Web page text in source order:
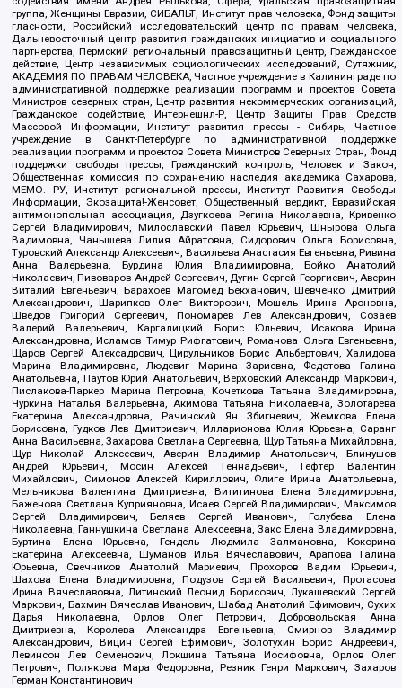
группа, Женщины Евразии, СИБАЛЬТ, Институт прав человека, Фонд защиты
гласности, Российский исследовательский центр по правам человека,
Дальневосточный центр развития гражданских инициатив и социального
партнерства, Пермский региональный правозащитный центр, Гражданское
действие, Центр независимых социологических исследований, Сутяжник,
АКАДЕМИЯ ПО ПРАВАМ ЧЕЛОВЕКА, Частное учреждение в Калининграде по
административной поддержке реализации программ и проектов Совета
Министров северных стран, Центр развития некоммерческих организаций,
Гражданское содействие, Интернешнл-Р, Центр Защиты Прав Средств
Массовой Информации, Институт развития прессы - Сибирь, Частное
учреждение в Санкт-Петербурге по административной поддержке
реализации программ и проектов Совета Министров Северных Стран, Фонд
поддержки свободы прессы, Гражданский контроль, Человек и Закон,
Общественная комиссия по сохранению наследия академика Сахарова,
МЕМО. РУ, Институт региональной прессы, Институт Развития Свободы
Информации, Экозащита!-Женсовет, Общественный вердикт, Евразийская
антимонопольная ассоциация, Дзугкоева Регина Николаевна, Кривенко
Сергей Владимирович, Милославский Павел Юрьевич, Шнырова Ольга
Вадимовна, Чанышева Лилия Айратовна, Сидорович Ольга Борисовна,
Туровский Александр Алексеевич, Васильева Анастасия Евгеньевна, Ривина
Анна Валерьевна, Бурдина Юлия Владимировна, Бойко Анатолий
Николаевич, Пивоваров Андрей Сергеевич, Дугин Сергей Георгиевич, Аверин
Виталий Евгеньевич, Барахоев Магомед Бекханович, Шевченко Дмитрий
Александрович, Шарипков Олег Викторович, Мошель Ирина Ароновна,
Шведов Григорий Сергеевич, Пономарев Лев Александрович, Созаев
Валерий Валерьевич, Каргалицкий Борис Юльевич, Исакова Ирина
Александровна, Исламов Тимур Рифгатович, Романова Ольга Евгеньевна,
Щаров Сергей Алексадрович, Цирульников Борис Альбертович, Халидова
Марина Владимировна, Людевиг Марина Зариевна, Федотова Галина
Анатольевна, Паутов Юрий Анатольевич, Верховский Александр Маркович,
Пислакова-Паркер Марина Петровна, Кочеткова Татьяна Владимировна,
Чуркина Наталья Валерьевна, Акимова Татьяна Николаевна, Золотарева
Екатерина Александровна, Рачинский Ян Збигневич, Жемкова Елена
Борисовна, Гудков Лев Дмитриевич, Илларионова Юлия Юрьевна, Саранг
Анна Васильевна, Захарова Светлана Сергеевна, Щур Татьяна Михайловна,
Щур Николай Алексеевич, Аверин Владимир Анатольевич, Блинушов
Андрей Юрьевич, Мосин Алексей Геннадьевич, Гефтер Валентин
Михайлович, Симонов Алексей Кириллович, Флиге Ирина Анатольевна,
Мельникова Валентина Дмитриевна, Вититинова Елена Владимировна,
Баженова Светлана Куприяновна, Исаев Сергей Владимирович, Максимов
Сергей Владимирович, Беляев Сергей Иванович, Голубева Елена
Николаевна, Ганнушкина Светлана Алексеевна, Закс Елена Владимировна,
Буртина Елена Юрьевна, Гендель Людмила Залмановна, Кокорина
Екатерина Алексеевна, Шуманов Илья Вячеславович, Арапова Галина
Юрьевна, Свечников Анатолий Мариевич, Прохоров Вадим Юрьевич,
Шахова Елена Владимировна, Подузов Сергей Васильевич, Протасова
Ирина Вячеславовна, Литинский Леонид Борисович, Лукашевский Сергей
Маркович, Бахмин Вячеслав Иванович, Шабад Анатолий Ефимович, Сухих
Дарья Николаевна, Орлов Олег Петрович, Добровольская Анна
Дмитриевна, Королева Александра Евгеньевна, Смирнов Владимир
Александрович, Вицин Сергей Ефимович, Золотухин Борис Андреевич,
Левинсон Лев Семенович, Локшина Татьяна Иосифовна, Орлов Олег
Петрович, Полякова Мара Федоровна, Резник Генри Маркович, Захаров
Герман Константинович